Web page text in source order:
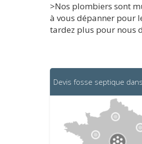
>Nos plombiers sont
à vous dépanner pour
tardez plus pour nous
Devis fosse septique